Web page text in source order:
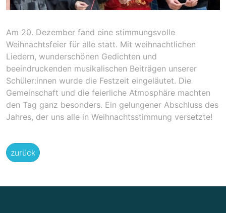
Am 20. Dezember fand eine stimmungsvolle
Weihnachtsfeier für alle statt. Mit weihnachtlichen
Liedern, wunderschönen Gedichten und
beeindruckenden musikalischen Beiträgen unserer
Schüler:innen wurde die Festzeit eingeläutet. Die
Gemeinschaft und die feierliche Atmosphäre machten
den Tag ganz besonders. Ein gelungener Abschluss des
Jahres, der uns alle in Weihnachtsstimmung versetzte!
zurück